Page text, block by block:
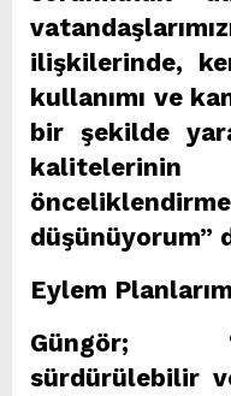
ilişkilerinde,
kullanımı ve
bir şekilde
düşünüyorum”
Eylem
Güngör;
sürdürülebilir